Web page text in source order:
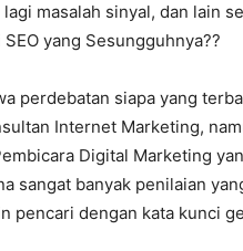
masalah sinyal, dan lain
yang Sesungguhnya??
perdebatan siapa yang
Internet Marketing,
Digital Marketing
sangat banyak penilaian
pencari dengan kata kunci